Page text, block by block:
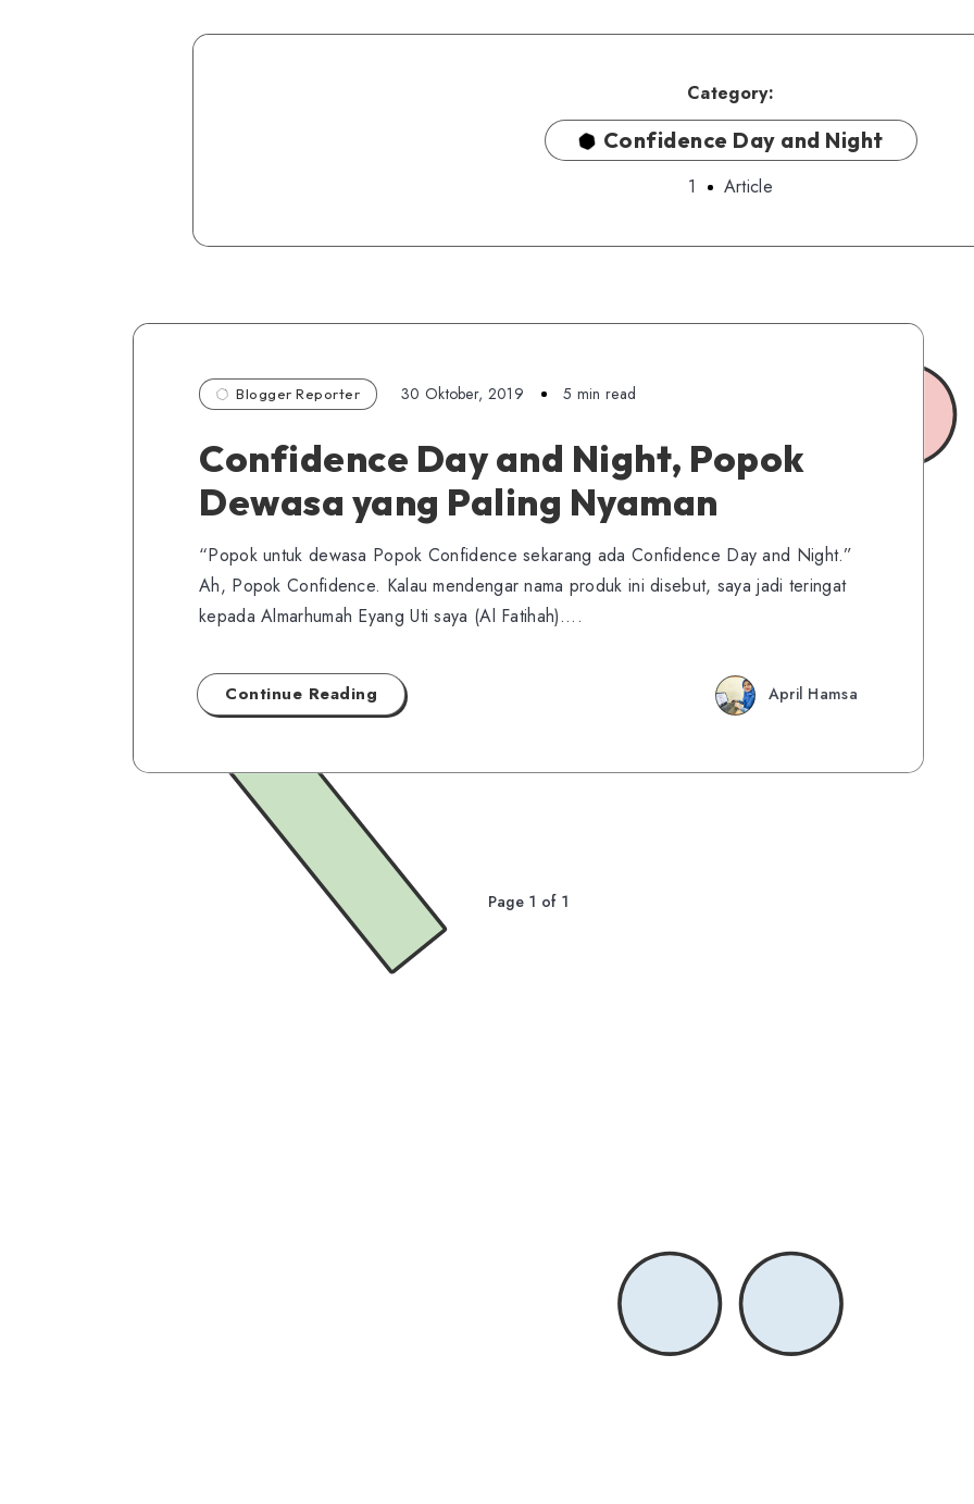
Category:
Confidence Day and Night
1 Article
Blogger Reporter 30 Oktober, 2019 5 min read
Confidence Day and Night, Popok
Dewasa yang Paling Nyaman
“Popok untuk dewasa Popok Confidence sekarang ada Confidence Day and Night.”
Ah, Popok Confidence. Kalau mendengar nama produk ini disebut, saya jadi teringat
kepada Almarhumah Eyang Uti saya (Al Fatihah)….
Continue Reading April Hamsa
Page 1 of 1